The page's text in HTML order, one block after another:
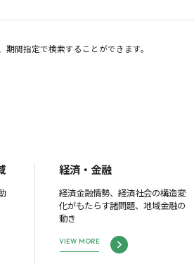
期間指定で検索することができます。
経済・金融
経済金融情勢、経済社会の構造変
化がもたらす諸問題、地域金融の
動き
VIEW MORE